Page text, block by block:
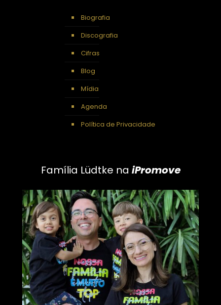
Biografia
Discografia
Cifras
Blog
Mídia
Agenda
Política de Privacidade
Família Lüdtke na iPromove